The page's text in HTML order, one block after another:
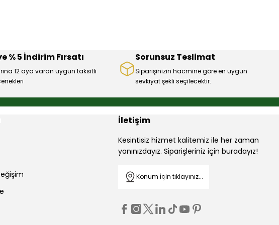
% 5 İndirim Fırsatı
12 aya varan uygun taksitli
Sorunsuz Teslimat
Siparişinizin hacmine göre en uygun
sevkiyat şekli seçilecektir.
İletişim
Kesintisiz hizmet kalitemiz ile her zaman
yanınızdayız. Siparişleriniz için buradayız!
Konum İçin tıklayınız...